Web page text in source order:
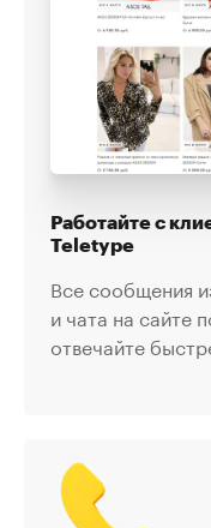
Работайте с
Teletype
Все сообщения
и чата на сайте
отвечайте